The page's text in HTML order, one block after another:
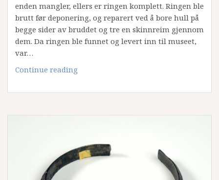
enden mangler, ellers er ringen komplett. Ringen ble
brutt før deponering, og reparert ved å bore hull på
begge sider av bruddet og tre en skinnreim gjennom
dem. Da ringen ble funnet og levert inn til museet,
var…
Continue reading
halsringer,
nål,
og
en
fibula